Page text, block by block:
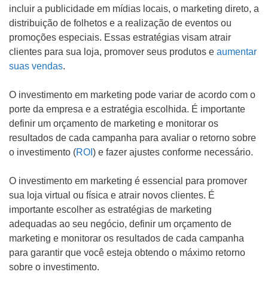
incluir a publicidade em mídias locais, o marketing direto, a
distribuição de folhetos e a realização de eventos ou
promoções especiais. Essas estratégias visam atrair
clientes para sua loja, promover seus produtos e aumentar
suas vendas.
O investimento em marketing pode variar de acordo com o
porte da empresa e a estratégia escolhida. É importante
definir um orçamento de marketing e monitorar os
resultados de cada campanha para avaliar o retorno sobre
o investimento (ROI ) e fazer ajustes conforme necessário.
O investimento em marketing é essencial para promover
sua loja virtual ou física e atrair novos clientes. É
importante escolher as estratégias de marketing
adequadas ao seu negócio, definir um orçamento de
marketing e monitorar os resultados de cada campanha
para garantir que você esteja obtendo o máximo retorno
sobre o investimento.